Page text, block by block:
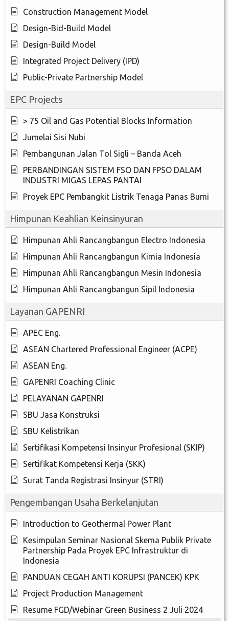
Construction Management Model
Design-Bid-Build Model
Design-Build Model
Integrated Project Delivery (IPD)
Public-Private Partnership Model
EPC Projects
> 75 Oil and Gas Potential Blocks Information
Jumelai Sisi Nubi
Pembangunan Jalan Tol Sigli – Banda Aceh
PERBANDINGAN SISTEM FSO DAN FPSO DALAM
INDUSTRI MIGAS LEPAS PANTAI
Proyek EPC Pembangkit Listrik Tenaga Panas Bumi
Himpunan Keahlian Keinsinyuran
Himpunan Ahli Rancangbangun Electro Indonesia
Himpunan Ahli Rancangbangun Kimia Indonesia
Himpunan Ahli Rancangbangun Mesin Indonesia
Himpunan Ahli Rancangbangun Sipil Indonesia
Layanan GAPENRI
APEC Eng.
ASEAN Chartered Professional Engineer (ACPE)
ASEAN Eng.
GAPENRI Coaching Clinic
PELAYANAN GAPENRI
SBU Jasa Konstruksi
SBU Kelistrikan
Sertifikasi Kompetensi Insinyur Profesional (SKIP)
Sertifikat Kompetensi Kerja (SKK)
Surat Tanda Registrasi Insinyur (STRI)
Pengembangan Usaha Berkelanjutan
Introduction to Geothermal Power Plant
Kesimpulan Seminar Nasional Skema Publik Private
Partnership Pada Proyek EPC Infrastruktur di
Indonesia
PANDUAN CEGAH ANTI KORUPSI (PANCEK) KPK
Project Production Management
Resume FGD/Webinar Green Business 2 Juli 2024